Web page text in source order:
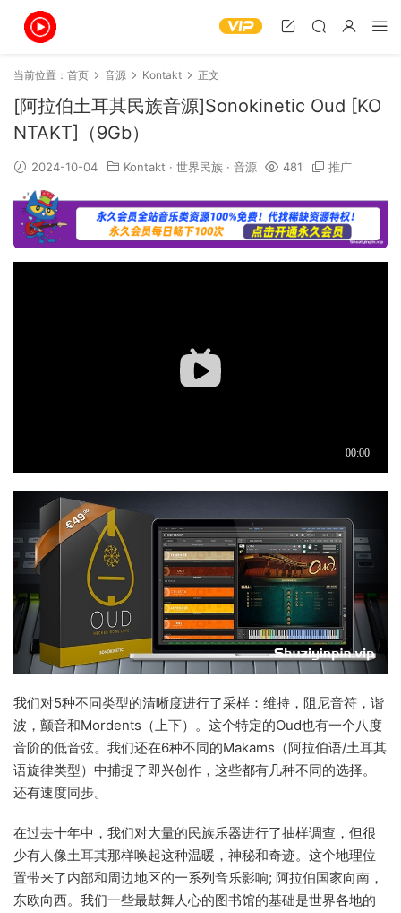
当前位置： 首页 音源 Kontakt 正文
[阿拉伯土耳其民族音源]Sonokinetic Oud [KO
NTAKT]（9Gb）
2024-10-04 Kontakt · 世界民族 · 音源 481 推广
我们对5种不同类型的清晰度进行了采样：维持，阻尼音符，谐
波，颤音和Mordents（上下）。这个特定的Oud也有一个八度
音阶的低音弦。我们还在6种不同的Makams（阿拉伯语/土耳其
语旋律类型）中捕捉了即兴创作，这些都有几种不同的选择。
还有速度同步。
在过去十年中，我们对大量的民族乐器进行了抽样调查，但很
少有人像土耳其那样唤起这种温暖，神秘和奇迹。这个地理位
置带来了内部和周边地区的一系列音乐影响; 阿拉伯国家向南，
东欧向西。我们一些最鼓舞人心的图书馆的基础是世界各地的